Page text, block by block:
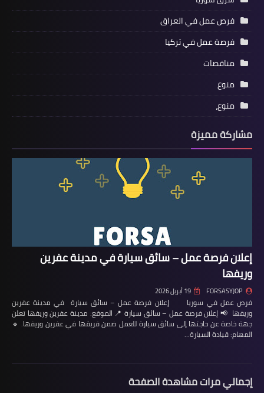
فرص عمل في العراق
فرصة عمل في تركيا
مناقصات
منوع
منوع،
مشاركة مميزة
إعلان فرصة عمل – سائق سيارة في مدينة عفرين
وريفها
FORSASYJOP 19 أبريل 2026
فرص عمل في سوريا إعلان فرصة عمل – سائق سيارة في مدينة عفرين
وريفها 📢 إعلان فرصة عمل – سائق سيارة 📍 الموقع: مدينة عفرين وريفها تعلن
جهة خاصة عن حاجتها إلى سائق سيارة للعمل ضمن فريقها في عفرين وريفها. 🔹
المهام: قيادة السيارة…
إجمالي مرات مشاهدة الصفحة